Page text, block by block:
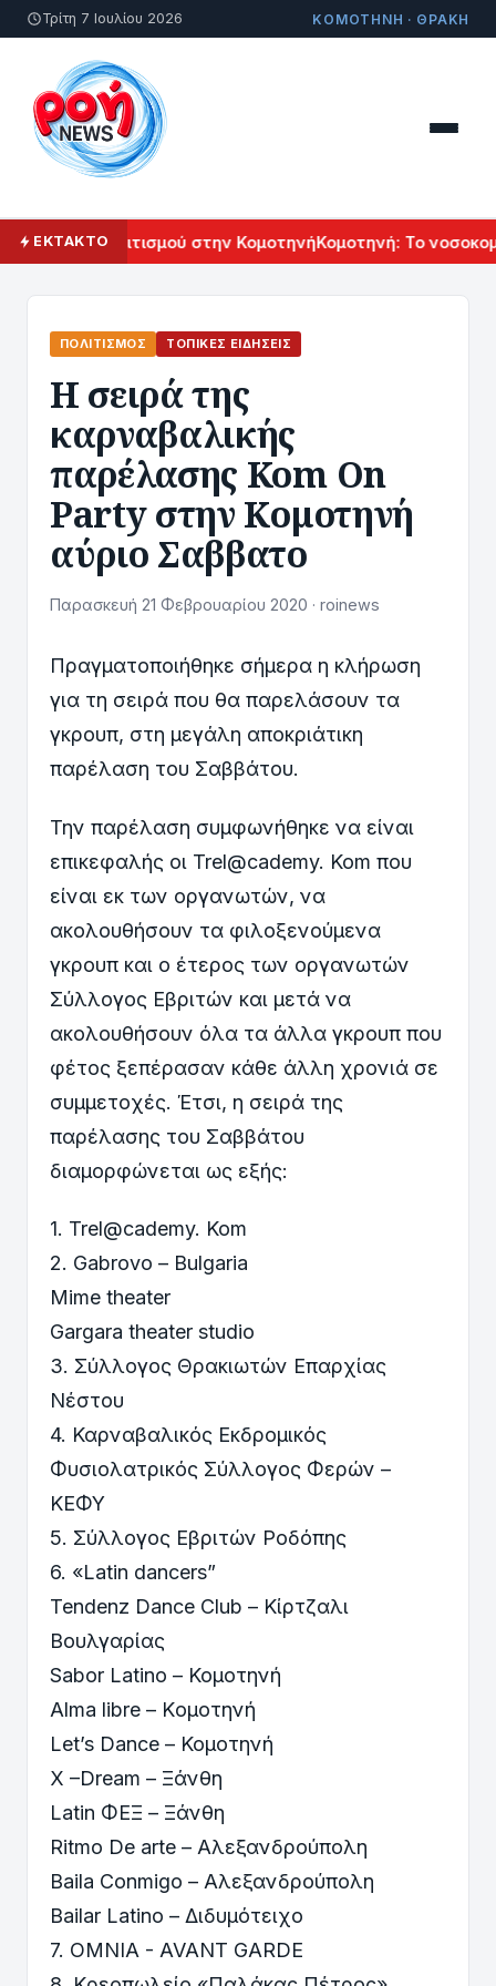
Τρίτη 7 Ιουλίου 2026 ΚΟΜΟΤΗΝΗ · ΘΡΑΚΗ
ΕΚΤΑΚΤΟΠολιτισμού στην ΚομοτηνήΚομοτηνή: Το
ΠΟΛΙΤΙΣΜΌΣ ΤΟΠΙΚΈΣ ΕΙΔΉΣΕΙΣ
Η σειρά της
καρναβαλικής
παρέλασης Kom On
Party στην Κομοτηνή
αύριο Σαββατο
Παρασκευή 21 Φεβρουαρίου 2020 · roinews
Πραγματοποιήθηκε σήμερα η κλήρωση
για τη σειρά που θα παρελάσουν τα
γκρουπ, στη μεγάλη αποκριάτικη
παρέλαση του Σαββάτου.
Την παρέλαση συμφωνήθηκε να είναι
επικεφαλής οι Trel@cademy. Kom που
είναι εκ των οργανωτών, να
ακολουθήσουν τα φιλοξενούμενα
γκρουπ και ο έτερος των οργανωτών
Σύλλογος Εβριτών και μετά να
ακολουθήσουν όλα τα άλλα γκρουπ που
φέτος ξεπέρασαν κάθε άλλη χρονιά σε
συμμετοχές. Έτσι, η σειρά της
παρέλασης του Σαββάτου
διαμορφώνεται ως εξής:
1. Trel@cademy. Kom
2. Gabrovo – Bulgaria
Mime theater
Gargara theater studio
3. Σύλλογος Θρακιωτών Επαρχίας
Νέστου
4. Καρναβαλικός Εκδρομικός
Φυσιολατρικός Σύλλογος Φερών –
ΚΕΦΥ
5. Σύλλογος Εβριτών Ροδόπης
6. «Latin dancers”
Tendenz Dance Club – Κίρτζαλι
Βουλγαρίας
Sabor Latino – Κομοτηνή
Alma libre – Kομοτηνή
Let’s Dance – Κομοτηνή
X –Dream – Ξάνθη
Latin ΦΕΞ – Ξάνθη
Ritmo De arte – Αλεξανδρούπολη
Baila Conmigo – Αλεξανδρούπολη
Bailar Latino – Διδυμότειχο
7. ΟMNIA - AVANT GARDE